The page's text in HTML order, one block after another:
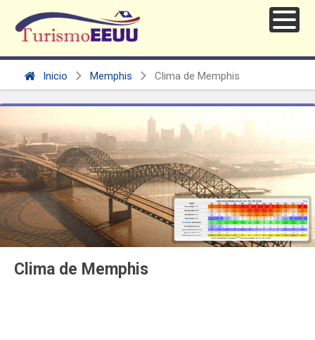
Inicio Memphis Clima de Memphis
Clima de Memphis